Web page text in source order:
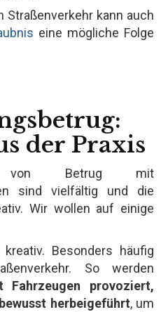
Straßenverkehr kann auch
eine mögliche Folge
der Praxis
von Betrug mit
sind vielfältig und die
Wir wollen auf einige
Besonders häufig
So werden
Fahrzeugen provoziert,
herbeigeführt, um